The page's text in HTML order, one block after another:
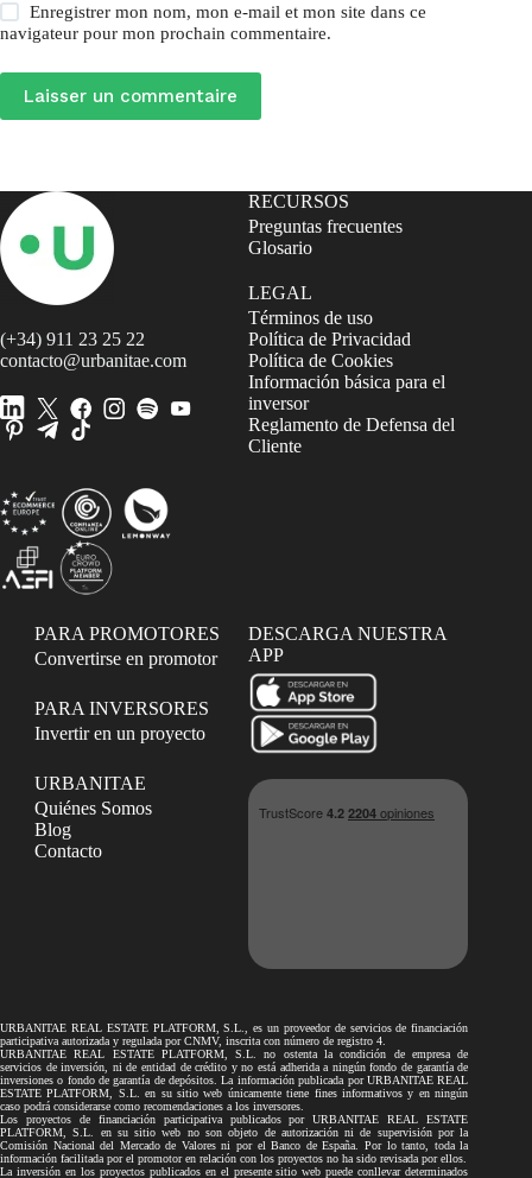
Enregistrer mon nom, mon e-mail et mon site dans ce
navigateur pour mon prochain commentaire.
Laisser un commentaire
(+34) 911 23 25 22
contacto@urbanitae.com
RECURSOS
Preguntas frecuentes
Glosario
LEGAL
Términos de uso
Política de Privacidad
Política de Cookies
Información básica para el
inversor
Reglamento de Defensa del
Cliente
PARA PROMOTORES
Convertirse en promotor
PARA INVERSORES
Invertir en un proyecto
URBANITAE
Quiénes Somos
Blog
Contacto
DESCARGA NUESTRA
APP
URBANITAE REAL ESTATE PLATFORM, S.L., es un proveedor de servicios de financiación
participativa autorizada y regulada por CNMV, inscrita con número de registro 4.
URBANITAE REAL ESTATE PLATFORM, S.L. no ostenta la condición de empresa de
servicios de inversión, ni de entidad de crédito y no está adherida a ningún fondo de garantía de
inversiones o fondo de garantía de depósitos. La información publicada por URBANITAE REAL
ESTATE PLATFORM, S.L. en su sitio web únicamente tiene fines informativos y en ningún
caso podrá considerarse como recomendaciones a los inversores.
Los proyectos de financiación participativa publicados por URBANITAE REAL ESTATE
PLATFORM, S.L. en su sitio web no son objeto de autorización ni de supervisión por la
Comisión Nacional del Mercado de Valores ni por el Banco de España. Por lo tanto, toda la
información facilitada por el promotor en relación con los proyectos no ha sido revisada por ellos.
La inversión en los proyectos publicados en el presente sitio web puede conllevar determinados